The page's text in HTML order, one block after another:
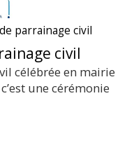
parrainage civil
civil
célébrée en mairie
c’est une cérémonie